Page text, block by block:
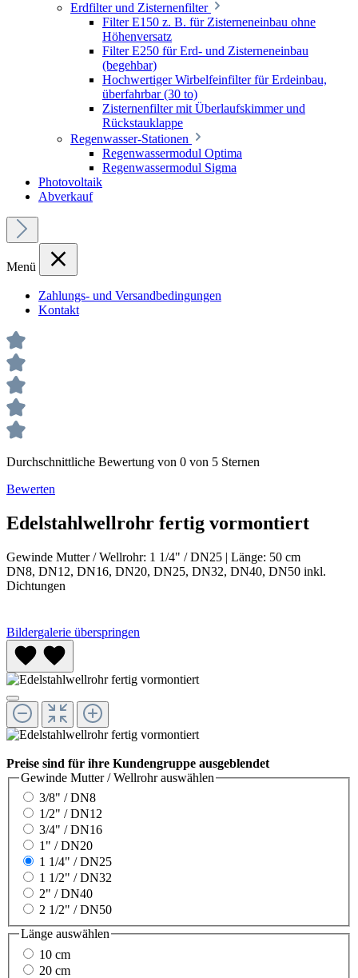
Erdfilter und Zisternenfilter
Filter E150 z. B. für Zisterneneinbau ohne
Höhenversatz
Filter E250 für Erd- und Zisterneneinbau
(begehbar)
Hochwertiger Wirbelfeinfilter für Erdeinbau,
überfahrbar (30 to)
Zisternenfilter mit Überlaufskimmer und
Rückstauklappe
Regenwasser-Stationen
Regenwassermodul Optima
Regenwassermodul Sigma
Photovoltaik
Abverkauf
Menü
Zahlungs- und Versandbedingungen
Kontakt
Durchschnittliche Bewertung von 0 von 5 Sternen
Bewerten
Edelstahlwellrohr fertig vormontiert
Gewinde Mutter / Wellrohr: 1 1/4" / DN25 | Länge: 50 cm
DN8, DN12, DN16, DN20, DN25, DN32, DN40, DN50 inkl.
Dichtungen
Bildergalerie überspringen
Preise sind für ihre Kundengruppe ausgeblendet
Gewinde Mutter / Wellrohrauswählen
3/8" / DN8
1/2" / DN12
3/4" / DN16
1" / DN20
1 1/4" / DN25
1 1/2" / DN32
2" / DN40
2 1/2" / DN50
Länge auswählen
10 cm
20 cm